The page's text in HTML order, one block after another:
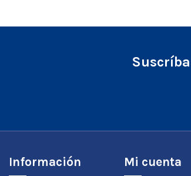
Información Mi cuenta